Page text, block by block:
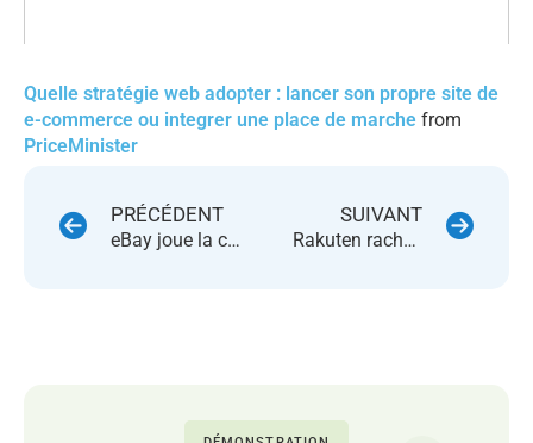
Quelle stratégie web adopter : lancer son propre site de
e-commerce ou integrer une place de marche from
PriceMinister
PRÉCÉDENT
eBay joue la carte du commerce global à travers l’avènement du mobile
SUIVANT
Rakuten rachète un leader de la logistique